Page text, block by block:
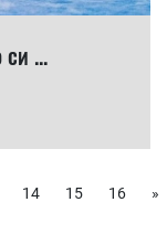
...
14 15 16 »